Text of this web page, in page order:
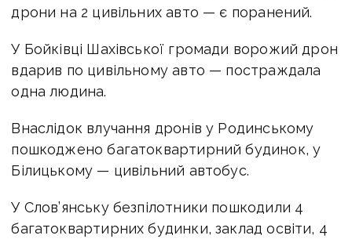
дрони на 2 цивільних авто — є поранений.
У Бойківці Шахівської громади ворожий дрон
вдарив по цивільному авто — постраждала
одна людина.
Внаслідок влучання дронів у Родинському
пошкоджено багатоквартирний будинок, у
Білицькому — цивільний автобус.
У Слов’янську безпілотники пошкодили 4
багатоквартирних будинки, заклад освіти, 4